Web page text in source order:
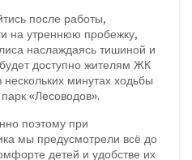
после работы,
на утреннюю пробежку,
наслаждаясь тишиной и
доступно жителям ЖК
минутах ходьбы
«Лесоводов».
поэтому при
мы предусмотрели всё до
детей и удобстве их